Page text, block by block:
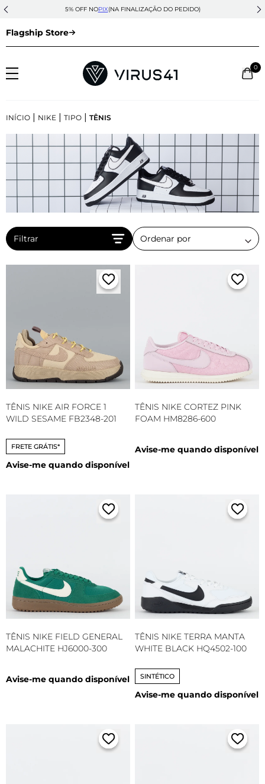
5% OFF NOPIX(NA FINALIZAÇÃO DO PEDIDO)
Flagship Store
0
INÍCIO | NIKE | TIPO | TÊNIS
Filtrar
TÊNIS NIKE AIR FORCE 1
WILD SESAME FB2348-201
FRETE GRÁTIS*
Avise-me quando disponível
TÊNIS NIKE CORTEZ PINK
FOAM HM8286-600
Avise-me quando disponível
TÊNIS NIKE FIELD GENERAL
MALACHITE HJ6000-300
Avise-me quando disponível
TÊNIS NIKE TERRA MANTA
WHITE BLACK HQ4502-100
SINTÉTICO
Avise-me quando disponível